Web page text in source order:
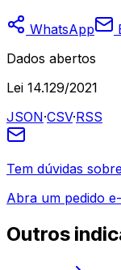
WhatsApp
Dados abertos
Lei 14.129/2021
JSON·CSV·RSS
Tem dúvidas
Abra um pedido
Outros